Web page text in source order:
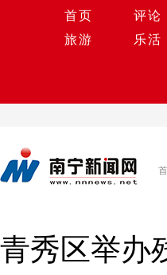
首页 评论
旅游
乐活
青秀区举办